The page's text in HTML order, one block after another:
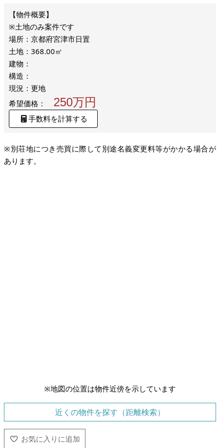
※土地のみ案件です
場所：京都府宮津市日置
土地：368.00㎡
建物：
構造：
現況：更地
希望価格：
250万円
手数料を計算する
※別荘地につき売買に際して別途名義変更料等がかかる場合が
あります。
※地図の位置は物件近傍を示しています
近くの物件を探す（距離検索）